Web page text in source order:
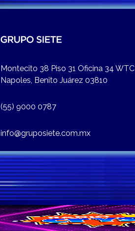
Montecito 38 Piso 31 Oficina 34 WTC
Napoles, Benito Juárez 03810
(55) 9000 0787
info@gruposiete.com.mx